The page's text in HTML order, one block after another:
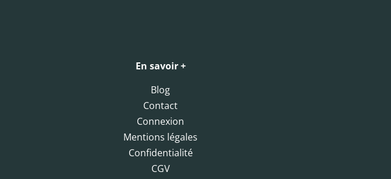
En savoir +
Blog
Contact
Connexion
Mentions légales
Confidentialité
CGV